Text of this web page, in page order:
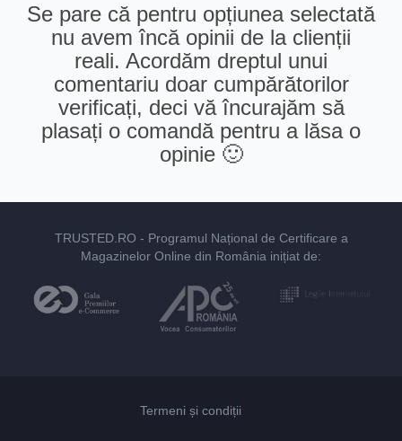
Se pare că pentru opțiunea selectată
nu avem încă opinii de la clienții
reali. Acordăm dreptul unui
comentariu doar cumpărătorilor
verificați, deci vă încurajăm să
plasați o comandă pentru a lăsa o
opinie 🙂
TRUSTED.RO - Programul Național de Certificare a
Magazinelor Online din România inițiat de:
Termeni și condiții